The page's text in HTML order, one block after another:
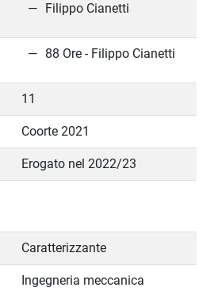
Filippo Cianetti
88 Ore - Filippo Cianetti
11
Coorte 2021
Erogato nel 2022/23
Caratterizzante
Ingegneria meccanica